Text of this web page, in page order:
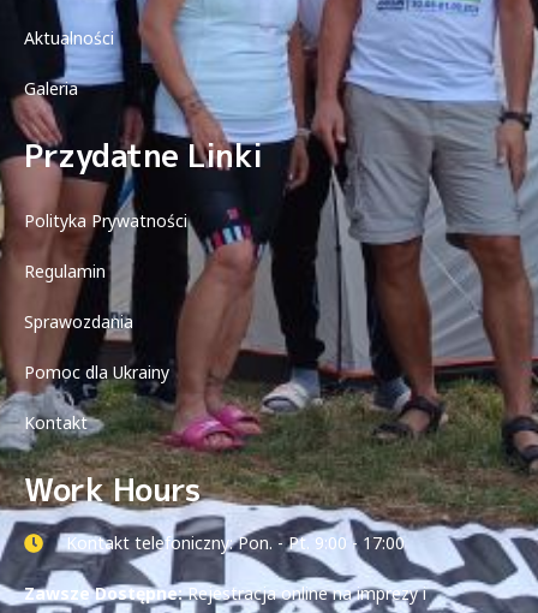
Aktualności
Galeria
Przydatne Linki
Polityka Prywatności
Regulamin
Sprawozdania
Pomoc dla Ukrainy
Kontakt
Work Hours
Kontakt telefoniczny: Pon. - Pt. 9:00 - 17:00
Zawsze Dostępne:Rejestracja online na imprezy i